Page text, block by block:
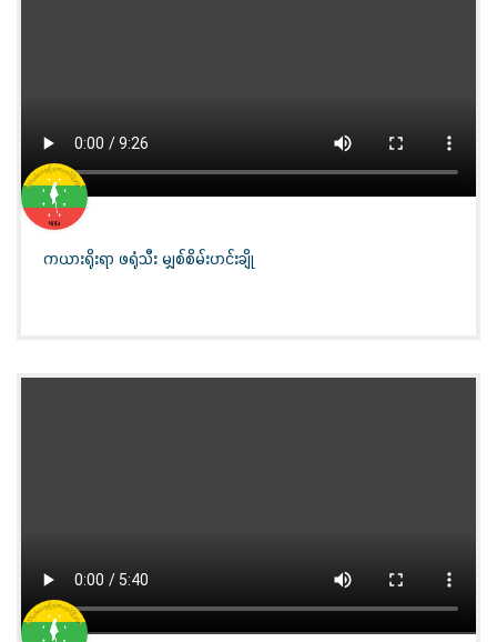
ကယားရိုးရာ ဖရုံသီး မျှစ်စိမ်းဟင်းချို